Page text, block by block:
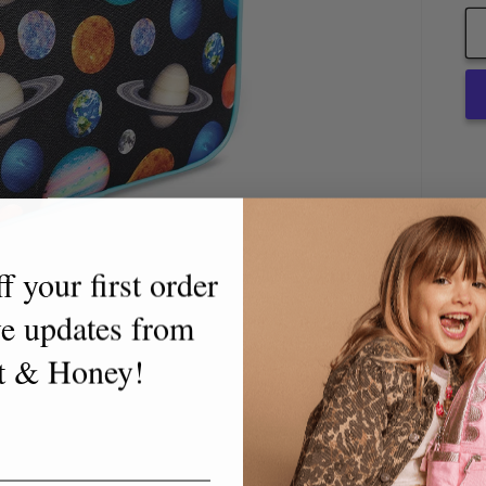
your first order
updates from
& Honey!